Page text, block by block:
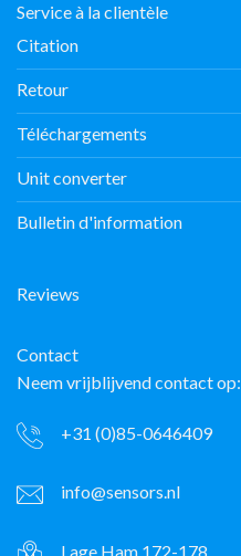
Service à la clientèle
Citation
Retour
Téléchargements
Unit converter
Bulletin d'information
Reviews
Contact
Neem vrijblijvend contact op:
+31 (0)85-0646409
info@sensors.nl
Lage Ham 172-178